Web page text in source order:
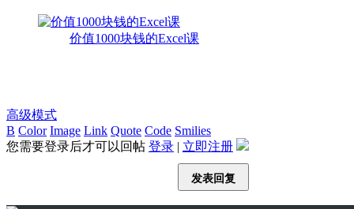
价值1000块钱的Excel课
高级模式
B Color Image Link Quote Code Smilies
您需要登录后才可以回帖 登录 | 立即注册
发表回复